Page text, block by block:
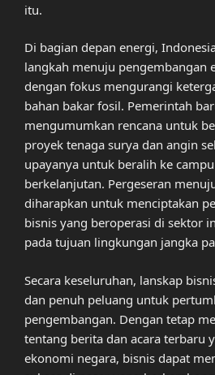
itu.
Di bagian depan energi,
langkah menuju pengembangan
dengan fokus mengurangi
bahan bakar fosil. Pemerintah
mengumumkan rencana untuk
proyek tenaga surya dan angin
upayanya untuk beralih ke
berkelanjutan. Pergeseran
diharapkan untuk menciptakan
bisnis yang beroperasi di sektor
pada tujuan lingkungan jangka
Secara keseluruhan, lanskap
dan penuh peluang untuk
pengembangan. Dengan tetap
tentang berita dan acara terbaru
ekonomi negara, bisnis dapat